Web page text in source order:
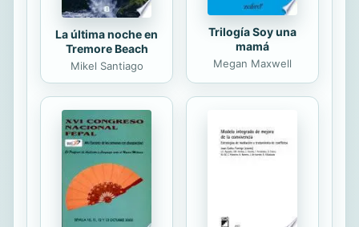
La última noche en
Tremore Beach
Mikel Santiago
Trilogía Soy una
mamá
Megan Maxwell